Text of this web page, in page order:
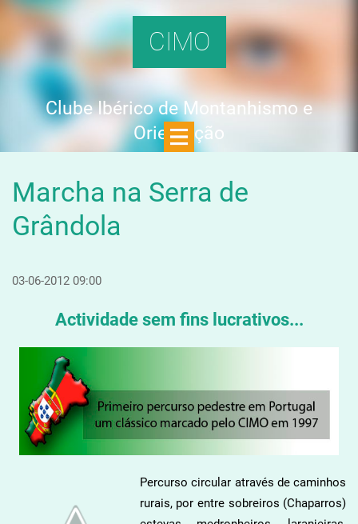
CIMO
Clube Ibérico de Montanhismo e
Orientação
Marcha na Serra de
Grândola
03-06-2012 09:00
Actividade sem fins lucrativos...
Percurso circular através de caminhos
rurais, por entre sobreiros (Chaparros)